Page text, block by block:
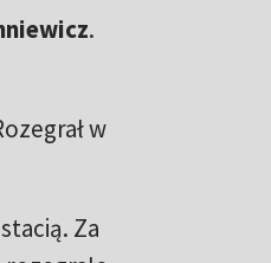
.
w
Za